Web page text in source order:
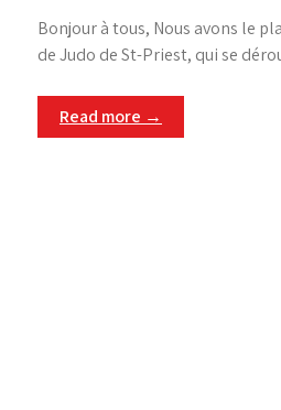
Bonjour à tous, Nous avons le
de Judo de St-Priest, qui se
Read more →